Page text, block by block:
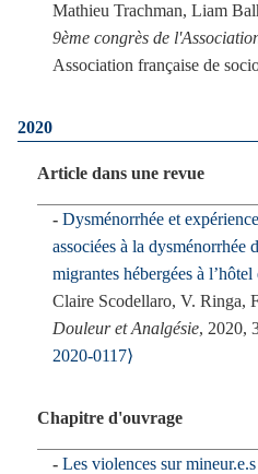
Mathieu Trachman, Liam
9ème congrès de
Association française de
2020
Article dans une revue
Dysménorrhée et
associées à la dysménorrhée
migrantes hébergées à
Claire Scodellaro, V. Ringa,
Douleur et Analgésie, 2020,
2020-0117⟩
Chapitre d'ouvrage
Les violences sur